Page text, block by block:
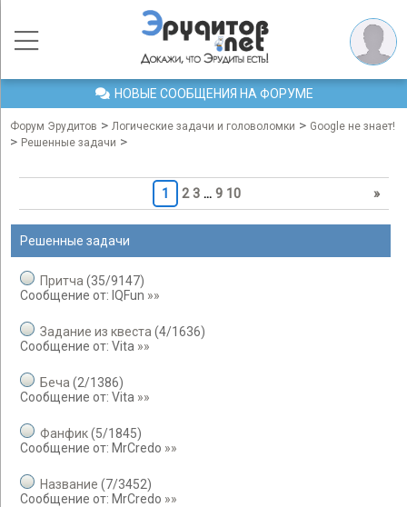
НОВЫЕ СООБЩЕНИЯ НА ФОРУМЕ
Форум Эрудитов > Логические задачи и головоломки > Google не знает!
> Решенные задачи >
1 2 3 … 9 10 »
Решенные задачи
Притча (35/9147)
Сообщение от: IQFun »»
Задание из квеста (4/1636)
Сообщение от: Vita »»
Беча (2/1386)
Сообщение от: Vita »»
Фанфик(5/1845)
Сообщение от: MrCredo »»
Название (7/3452)
Сообщение от: MrCredo »»